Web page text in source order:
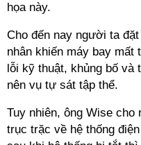
họa này.
Cho đến nay người ta
nhân khiến máy bay mất
lỗi kỹ thuật, khủng bố và
nên vụ tự sát tập thể.
Tuy nhiên, ông Wise cho
trục trặc về hệ thống